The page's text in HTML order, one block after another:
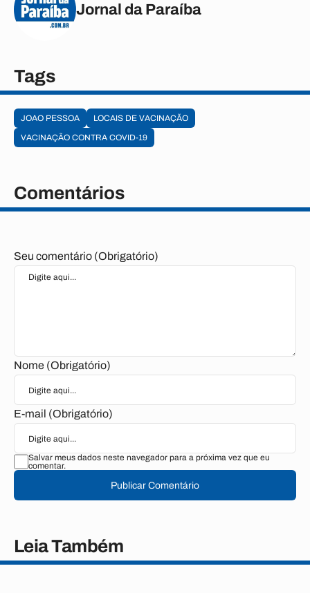
Jornal da Paraíba
Tags
JOAO PESSOA
LOCAIS DE VACINAÇÃO
VACINAÇÃO CONTRA COVID-19
Comentários
Seu comentário (Obrigatório)
Nome (Obrigatório)
E-mail (Obrigatório)
Salvar meus dados neste navegador para a próxima vez que eu
comentar.
Publicar Comentário
Leia Também